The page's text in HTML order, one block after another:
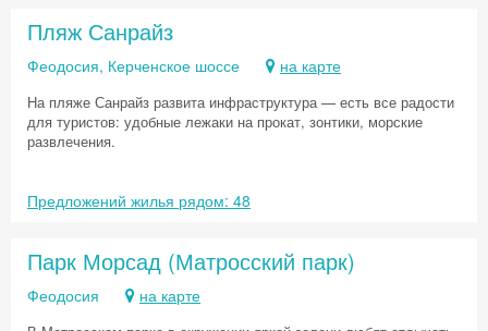
Пляж Санрайз
Феодосия, Керченское шоссе на карте
На пляже Санрайз развита инфраструктура — есть все радости
для туристов: удобные лежаки на прокат, зонтики, морские
развлечения.
Предложений жилья рядом: 48
Парк Морсад (Матросский парк)
Феодосия на карте